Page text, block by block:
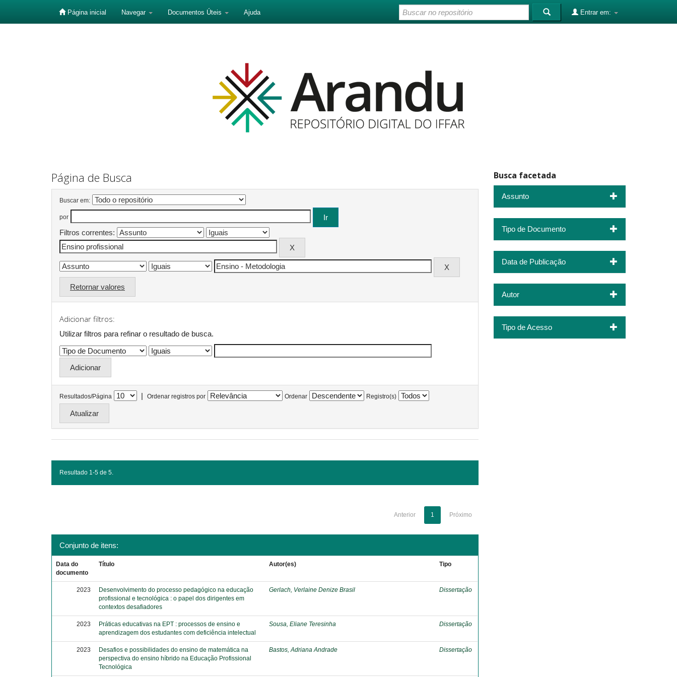
Página inicial Navegar Documentos Úteis Ajuda Entrar em:
Página de Busca
Buscar em:
por
Filtros correntes:
Retornar valores
Adicionar filtros:
Utilizar filtros para refinar o resultado de busca.
Resultados/Página | Ordenar registros por Ordenar Registro(s)
Resultado 1-5 de 5.
Anterior 1 Próximo
Conjunto de itens:
Data do
documento
Título Autor(es) Tipo
2023
Desenvolvimento do processo pedagógico na educação
profissional e tecnológica : o papel dos dirigentes em
contextos desafiadores
Gerlach, Verlaine Denize Brasil Dissertação
2023
Práticas educativas na EPT : processos de ensino e
aprendizagem dos estudantes com deficiência intelectual
Sousa, Eliane Teresinha Dissertação
2023
Desafios e possibilidades do ensino de matemática na
perspectiva do ensino híbrido na Educação Profissional
Tecnológica
Bastos, Adriana Andrade Dissertação
Busca facetada
Assunto
Tipo de Documento
Data de Publicação
Autor
Tipo de Acesso